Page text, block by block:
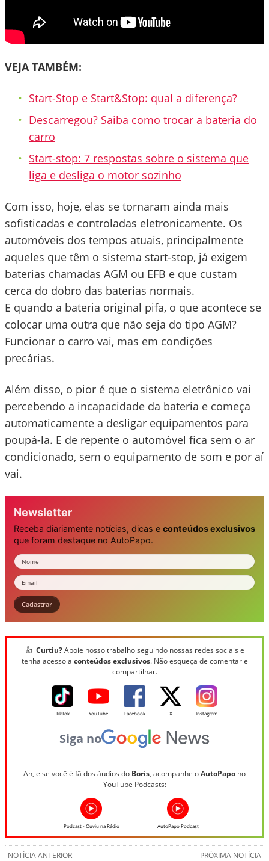
VEJA TAMBÉM:
Start-Stop e Start&Stop: qual a diferença?
Descarregou? Saiba como trocar a bateria do
carro
Start-stop: 7 respostas sobre o sistema que
liga e desliga o motor sozinho
Com isso, hoje, elas se tornaram ainda mais
sofisticadas e controladas eletronicamente. Os
automóveis dos tempos atuais, principalmente
aqueles que têm o sistema start-stop, já exigem
baterias chamadas AGM ou EFB e que custam
cerca do dobro das baterias normais.
E quando a bateria original pifa, o que acontece se
colocar uma outra que não seja do tipo AGM?
Funcionar o carro vai, mas em condições
precárias.
Além disso, o pior é que o sistema eletrônico vai
percebendo a incapacidade da bateria e começa
automaticamente a desligar equipamentos para
poupá-la. E de repente o automóvel fica sem o ar
condicionado, sem o equipamento de som e por aí
vai.
Newsletter
Receba diariamente notícias, dicas e conteúdos exclusivos
que foram destaque no AutoPapo.
Nome
Email
Cadastrar
👍 Curtiu?Apoie nosso trabalho seguindo nossas redes sociais e
tenha acesso a conteúdos exclusivos. Não esqueça de comentar e
compartilhar.
TikTok YouTube Facebook X Instagram
Siga no
Ah, e se você é fã dos áudios do Boris, acompanhe oAutoPapo no
YouTube Podcasts:
Podcast - Ouviu na Rádio AutoPapo Podcast
PRÓXIMA NOTÍCIA
NOTÍCIA ANTERIOR